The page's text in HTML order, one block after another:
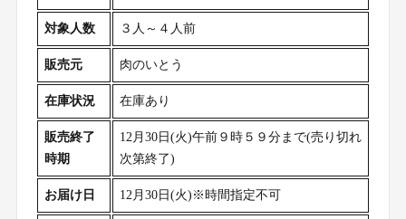
対象人数 ３人～４人前
販売元 肉のいとう
在庫状況 在庫あり
販売終了
時期
12月30日(火)午前９時５９分まで(売り切れ
次第終了)
お届け日 12月30日(火)※時間指定不可